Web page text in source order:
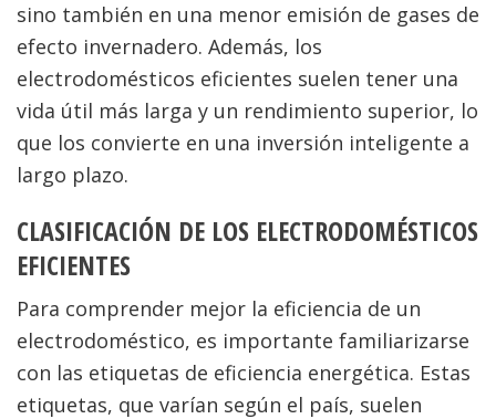
sino también en una menor emisión de gases de
efecto invernadero. Además, los
electrodomésticos eficientes suelen tener una
vida útil más larga y un rendimiento superior, lo
que los convierte en una inversión inteligente a
largo plazo.
CLASIFICACIÓN DE LOS ELECTRODOMÉSTICOS
EFICIENTES
Para comprender mejor la eficiencia de un
electrodoméstico, es importante familiarizarse
con las etiquetas de eficiencia energética. Estas
etiquetas, que varían según el país, suelen